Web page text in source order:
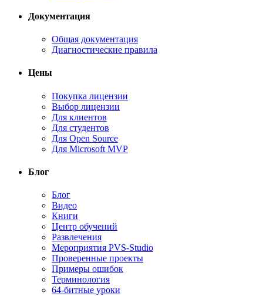
Документация
Общая документация
Диагностические правила
Цены
Покупка лицензии
Выбор лицензии
Для клиентов
Для студентов
Для Open Source
Для Microsoft MVP
Блог
Блог
Видео
Книги
Центр обучений
Развлечения
Мероприятия PVS-Studio
Проверенные проекты
Примеры ошибок
Терминология
64-битные уроки